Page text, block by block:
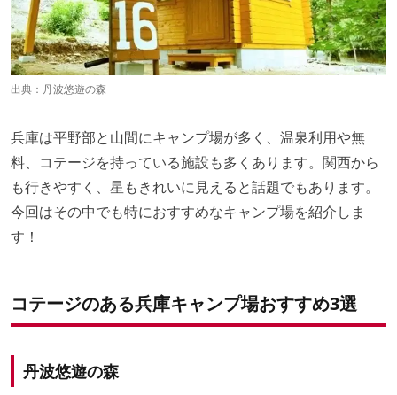
出典： 丹波悠遊の森
兵庫は平野部と山間にキャンプ場が多く、温泉利用や無
料、コテージを持っている施設も多くあります。関西から
も行きやすく、星もきれいに見えると話題でもあります。
今回はその中でも特におすすめなキャンプ場を紹介しま
す！
コテージのある兵庫キャンプ場おすすめ3選
丹波悠遊の森